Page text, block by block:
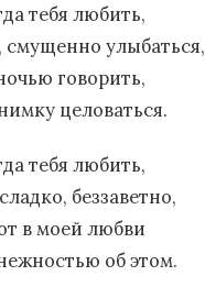
тебя любить,
смущенно улыбаться,
говорить,
целоваться.
тебя любить,
беззаветно,
в моей любви
об этом.